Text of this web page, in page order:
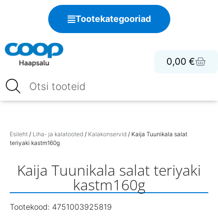
Tootekategooriad
0,00 €
Esileht / Liha- ja kalatooted / Kalakonservid / Kaija Tuunikala salat
teriyaki kastm160g
Kaija Tuunikala salat teriyaki
kastm160g
Tootekood: 4751003925819